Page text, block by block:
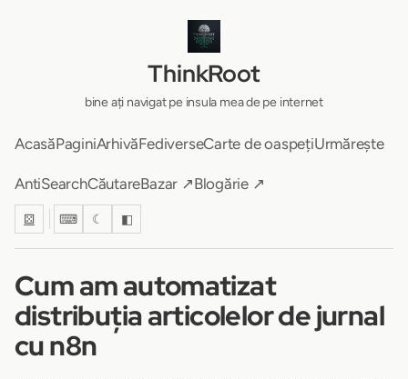
ThinkRoot
bine ați navigat pe insula mea de pe internet
AcasăPaginiArhivăFediverseCarte de oaspețiUrmărește
AntiSearchCăutareBazar ↗Blogărie ↗
⚄ ⌨ ☾ ◧
Cum am automatizat
distribuția articolelor de jurnal
cu n8n